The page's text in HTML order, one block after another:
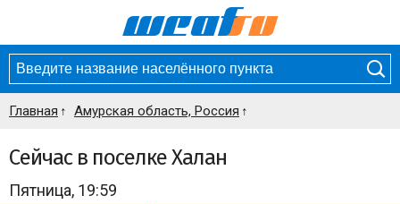
Главная Амурская область, Россия
Сейчас в поселке Халан
Пятница, 19:59